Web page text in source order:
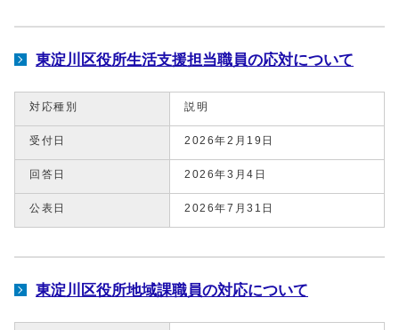
東淀川区役所生活支援担当職員の応対について
対応種別 説明
受付日 2026年2月19日
回答日 2026年3月4日
公表日 2026年7月31日
東淀川区役所地域課職員の対応について